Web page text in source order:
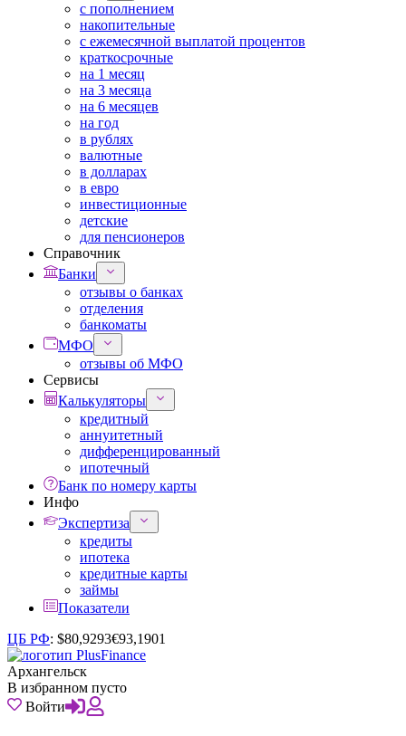
с пополнением
накопительные
с ежемесячной выплатой процентов
краткосрочные
на 1 месяц
на 3 месяца
на 6 месяцев
на год
в рублях
валютные
в долларах
в евро
инвестиционные
детские
для пенсионеров
Справочник
Банки
отзывы о банках
отделения
банкоматы
МФО
отзывы об МФО
Сервисы
Калькуляторы
кредитный
аннуитетный
дифференцированный
ипотечный
Банк по номеру карты
Инфо
Экспертиза
кредиты
ипотека
кредитные карты
займы
Показатели
ЦБ РФ: $80,9293€93,1901
Архангельск
В избранном пусто
Войти